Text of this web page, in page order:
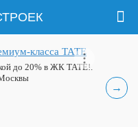
→
класса ТАТЕ
до 20% в ЖК ТАТЕ!.